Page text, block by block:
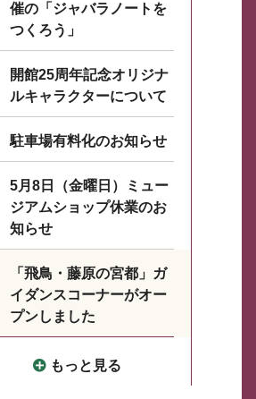
催の「ジャバラノートを
つくろう」
開館25周年記念オリジナ
ルキャラクターについて
駐車場有料化のお知らせ
5月8日（金曜日）ミュー
ジアムショップ休業のお
知らせ
「飛鳥・藤原の宮都」ガ
イダンスコーナーがオー
プンしました
もっと見る